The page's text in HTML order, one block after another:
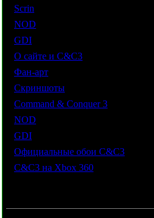
Scrin
NOD
GDI
О сайте и C&C3
Фан-арт
Скриншоты
Command & Conquer 3
NOD
GDI
Официальные обои C&C3
C&C3 на Xbox 360